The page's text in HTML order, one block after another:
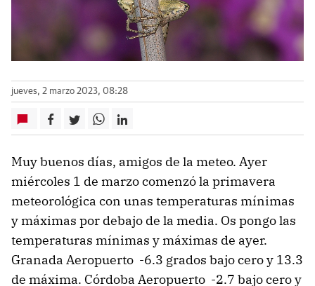
jueves, 2 marzo 2023, 08:28
Muy buenos días, amigos de la meteo. Ayer
miércoles 1 de marzo comenzó la primavera
meteorológica con unas temperaturas mínimas
y máximas por debajo de la media. Os pongo las
temperaturas mínimas y máximas de ayer.
Granada Aeropuerto -6.3 grados bajo cero y 13.3
de máxima. Córdoba Aeropuerto -2.7 bajo cero y